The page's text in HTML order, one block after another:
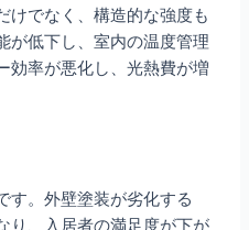
けでなく、構造的な強度も
が低下し、室内の温度管理
効率が悪化し、光熱費が増
す。外壁塗装が劣化する
り、入居者の満足度が下が